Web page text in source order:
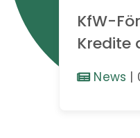
KfW-
Kredite
News |